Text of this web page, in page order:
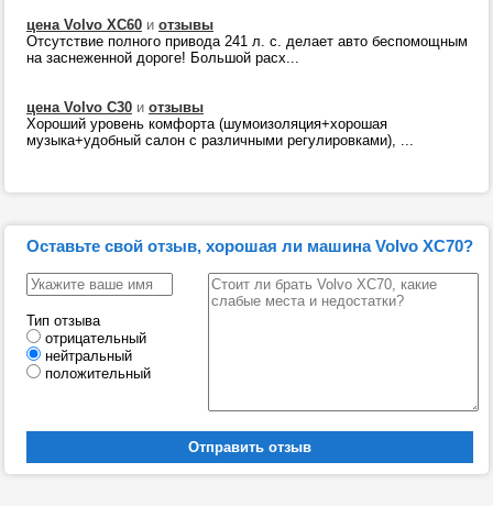
цена Volvo XC60 и отзывы
Отсутствие полного привода 241 л. с. делает авто беспомощным
на заснеженной дороге! Большой расх...
цена Volvo C30 и отзывы
Хороший уровень комфорта (шумоизоляция+хорошая
музыка+удобный салон с различными регулировками), ...
Оставьте свой отзыв, хорошая ли машина Volvo XC70?
Тип отзыва
отрицательный
нейтральный
положительный